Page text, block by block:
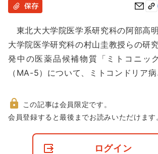
に
動
保存
東北大大学院医学系研究科の阿部高
大学院医学研究科の村山圭教授らの研
発中の医薬品候補物質「ミトコニッ
（MA-5）について、ミトコンドリア
非
この記事は会員限定です。
会員登録すると最後までお読みいただけます
ログイン